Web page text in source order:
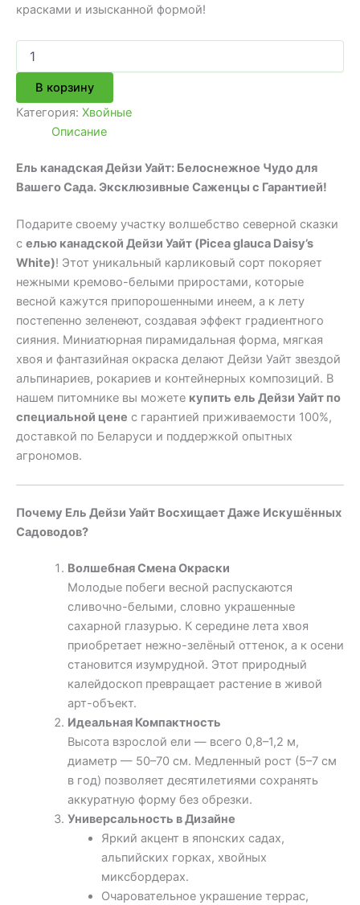
красками и изысканной формой!
товара
Ель
канадская
Дейзи
В корзину
Категория: Хвойные
Описание
Ель канадская Дейзи Уайт: Белоснежное Чудо для
Вашего Сада. Эксклюзивные Саженцы с Гарантией!
Подарите своему участку волшебство северной сказки
с елью канадской Дейзи Уайт (Picea glauca Daisy’s
White)! Этот уникальный карликовый сорт покоряет
нежными кремово-белыми приростами, которые
весной кажутся припорошенными инеем, а к лету
постепенно зеленеют, создавая эффект градиентного
сияния. Миниатюрная пирамидальная форма, мягкая
хвоя и фантазийная окраска делают Дейзи Уайт звездой
альпинариев, рокариев и контейнерных композиций. В
нашем питомнике вы можете купить ель Дейзи Уайт по
специальной цене с гарантией приживаемости 100%,
доставкой по Беларуси и поддержкой опытных
агрономов.
Почему Ель Дейзи Уайт Восхищает Даже Искушённых
Садоводов?
Волшебная Смена Окраски
Молодые побеги весной распускаются
сливочно-белыми, словно украшенные
сахарной глазурью. К середине лета хвоя
приобретает нежно-зелёный оттенок, а к осени
становится изумрудной. Этот природный
калейдоскоп превращает растение в живой
арт-объект.
Идеальная Компактность
Высота взрослой ели — всего 0,8–1,2 м,
диаметр — 50–70 см. Медленный рост (5–7 см
в год) позволяет десятилетиями сохранять
аккуратную форму без обрезки.
Универсальность в Дизайне
Яркий акцент в японских садах,
альпийских горках, хвойных
миксбордерах.
Очаровательное украшение террас,